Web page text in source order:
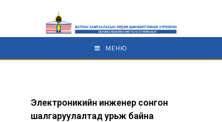
МЕНЮ
Электроникийн инженер сонгон
шалгаруулалтад урьж байна